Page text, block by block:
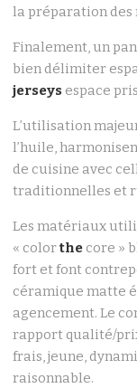
la préparation des
Finalement, un
bien délimiter
jerseys espace
L’utilisation
l’huile,
de cuisine avec
traditionnelles et
Les matériaux
« colorthe core »
fort et font
céramique matte
agencement. Le
rapport qualité/
frais, jeune,
raisonnable.